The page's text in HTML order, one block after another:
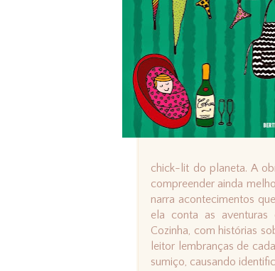
chick-lit do planeta. A
compreender ainda
narra acontecimentos
ela conta as
Cozinha, com histórias
leitor lembranças de
sumiço, causando